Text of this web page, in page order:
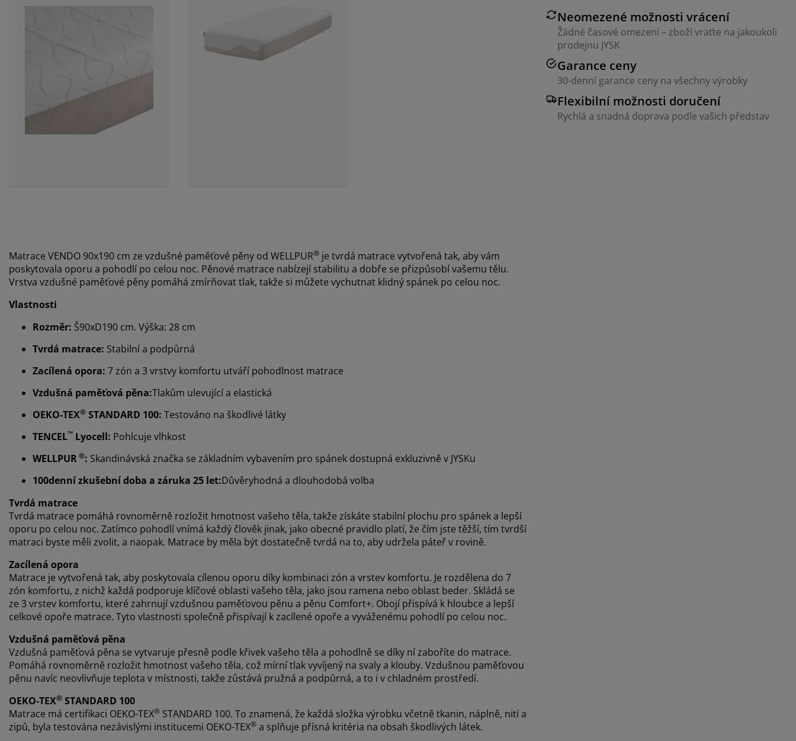
Neomezené možnosti vrácení
Žádné časové omezení – zboží vraťte na jakoukoli
prodejnu JYSK
Garance ceny
30-denní garance ceny na všechny výrobky
Flexibilní možnosti doručení
Rychlá a snadná doprava podle vašich představ
Matrace VENDO 90x190 cm ze vzdušné paměťové pěny od WELLPUR® je tvrdá matrace vytvořená tak, aby vám
poskytovala oporu a pohodlí po celou noc. Pěnové matrace nabízejí stabilitu a dobře se přizpůsobí vašemu tělu.
Vrstva vzdušné paměťové pěny pomáhá zmírňovat tlak, takže si můžete vychutnat klidný spánek po celou noc.
Vlastnosti
Rozměr: Š90xD190 cm. Výška: 28 cm
Tvrdá matrace: Stabilní a podpůrná
Zacílená opora: 7 zón a 3 vrstvy komfortu utváří pohodlnost matrace
Vzdušná paměťová pěna:Tlakům ulevující a elastická
OEKO-TEX® STANDARD 100: Testováno na škodlivé látky
TENCEL™ Lyocell: Pohlcuje vlhkost
WELLPUR®: Skandinávská značka se základním vybavením pro spánek dostupná exkluzivně v JYSKu
100denní zkušební doba a záruka 25 let:Důvěryhodná a dlouhodobá volba
Tvrdá matrace
Tvrdá matrace pomáhá rovnoměrně rozložit hmotnost vašeho těla, takže získáte stabilní plochu pro spánek a lepší
oporu po celou noc. Zatímco pohodlí vnímá každý člověk jinak, jako obecné pravidlo platí, že čím jste těžší, tím tvrdší
matraci byste měli zvolit, a naopak. Matrace by měla být dostatečně tvrdá na to, aby udržela páteř v rovině.
Zacílená opora
Matrace je vytvořená tak, aby poskytovala cílenou oporu díky kombinaci zón a vrstev komfortu. Je rozdělena do 7
zón komfortu, z nichž každá podporuje klíčové oblasti vašeho těla, jako jsou ramena nebo oblast beder. Skládá se
ze 3 vrstev komfortu, které zahrnují vzdušnou paměťovou pěnu a pěnu Comfort+. Obojí přispívá k hloubce a lepší
celkové opoře matrace. Tyto vlastnosti společně přispívají k zacílené opoře a vyváženému pohodlí po celou noc.
Vzdušná paměťová pěna
Vzdušná paměťová pěna se vytvaruje přesně podle křivek vašeho těla a pohodlně se díky ní zaboříte do matrace.
Pomáhá rovnoměrně rozložit hmotnost vašeho těla, což mírní tlak vyvíjený na svaly a klouby. Vzdušnou paměťovou
pěnu navíc neovlivňuje teplota v místnosti, takže zůstává pružná a podpůrná, a to i v chladném prostředí.
OEKO-TEX® STANDARD 100
Matrace má certifikaci OEKO-TEX® STANDARD 100. To znamená, že každá složka výrobku včetně tkanin, náplně, nití a
zipů, byla testována nezávislými institucemi OEKO-TEX® a splňuje přísná kritéria na obsah škodlivých látek.